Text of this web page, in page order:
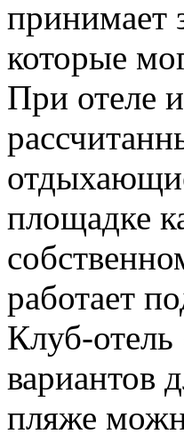
принимает
которые
При отеле
площадке
работает
Клуб-отель
вариантов
пляже